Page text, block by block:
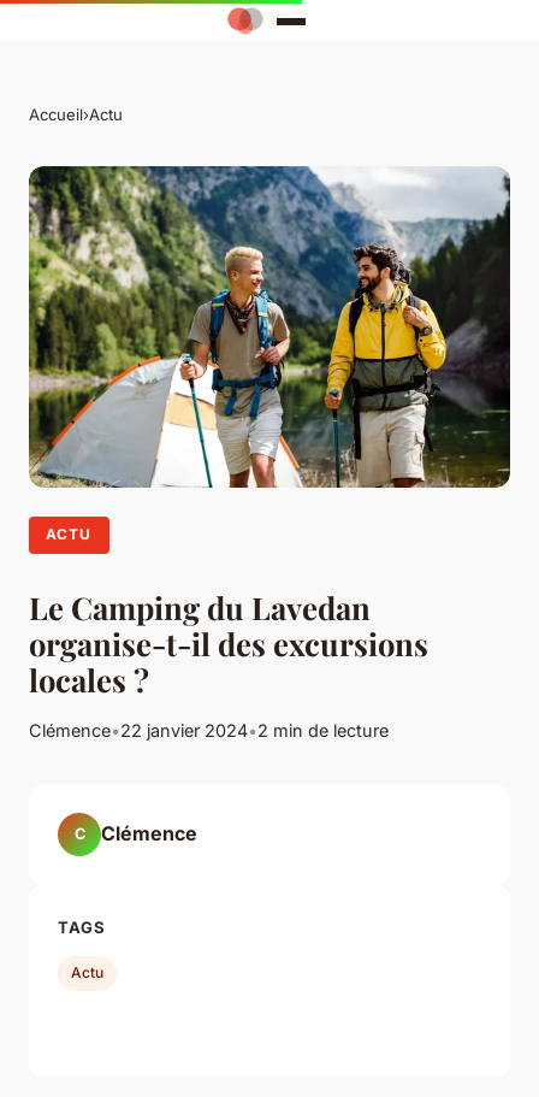
Accueil›Actu
ACTU
Le Camping du Lavedan
organise-t-il des excursions
locales ?
Clémence•22 janvier 2024•2 min de lecture
C Clémence
TAGS
Actu